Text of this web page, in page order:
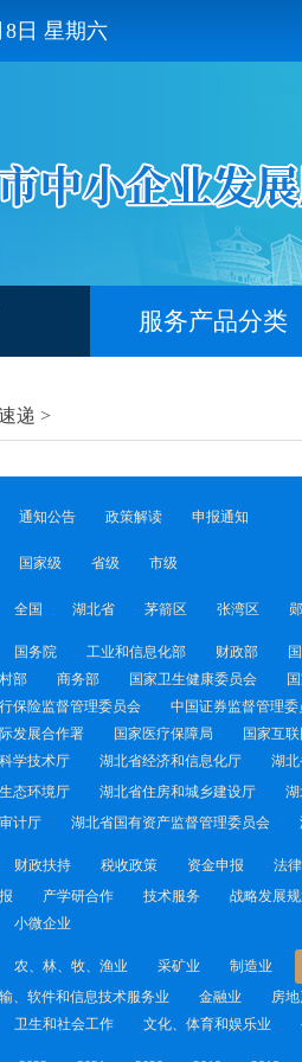
8日 星期六
服务产品分类
递 >
通知公告 政策解读 申报通知
国家级 省级 市级
全国 湖北省 茅箭区 张湾区
国务院 工业和信息化部 财政部
部
商务部 国家卫生健康委员会
保险监督管理委员会
中国证券监督管理委
发展合作署
国家医疗保障局
国家互
学技术厅
湖北省经济和信息化厅
湖
态环境厅
湖北省住房和城乡建设厅
计厅
湖北省国有资产监督管理委员会
财政扶持 税收政策 资金申报
法
产学研合作 技术服务
战略发展
小微企业
农、林、牧、渔业 采矿业
制造业
、软件和信息技术服务业
金融业
房
卫生和社会工作 文化、体育和娱乐业